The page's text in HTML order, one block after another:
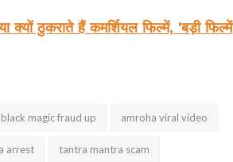
ठुकराते हैं कमर्शियल फिल्में, 'बड़ी फिल्में
black magic fraud up amroha viral video
arrest tantra mantra scam